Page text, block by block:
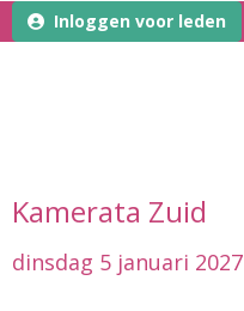
Inloggen voor leden
Kamerata Zuid
dinsdag 5 januari 2027